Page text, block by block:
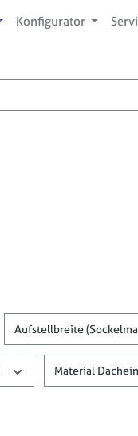
Konfigurator
Aufstellbreite
Material